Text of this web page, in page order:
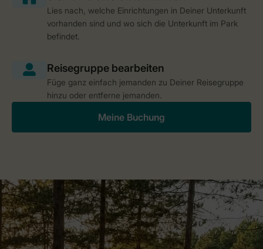
Lies nach, welche Einrichtungen in Deiner Unterkunft
vorhanden sind und wo sich die Unterkunft im Park
befindet.
Füge ganz einfach jemanden zu Deiner Reisegruppe
hinzu oder entferne jemanden.
Meine Buchung